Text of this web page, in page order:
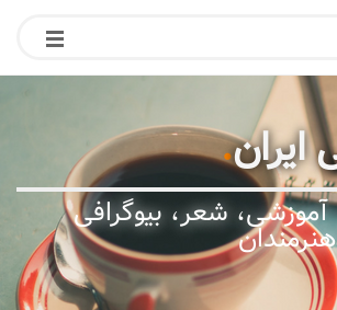
ایران.
آموزشی، شعر، بیوگرافی